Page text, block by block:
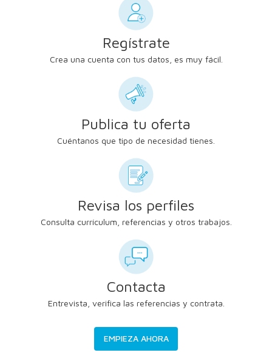
Regístrate
Crea una cuenta con tus datos, es muy fácil.
Publica tu oferta
Cuéntanos que tipo de necesidad tienes.
Revisa los perfiles
Consulta currículum, referencias y otros trabajos.
Contacta
Entrevista, verifica las referencias y contrata.
EMPIEZA AHORA